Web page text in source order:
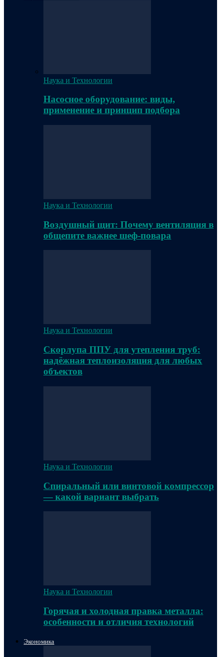
Наука и Технологии
Насосное оборудование: виды,
применение и принцип подбора
Наука и Технологии
Воздушный щит: Почему вентиляция в
общепите важнее шеф-повара
Наука и Технологии
Скорлупа ППУ для утепления труб:
надёжная теплоизоляция для любых
объектов
Наука и Технологии
Спиральный или винтовой компрессор
— какой вариант выбрать
Наука и Технологии
Горячая и холодная правка металла:
особенности и отличия технологий
Экономика